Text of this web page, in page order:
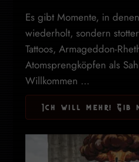
Es gibt Momente, in
wiederholt, sondern
Tattoos, Armageddon-
Atomsprengköpfen als
Willkommen ...
Ich will mehr! Gib